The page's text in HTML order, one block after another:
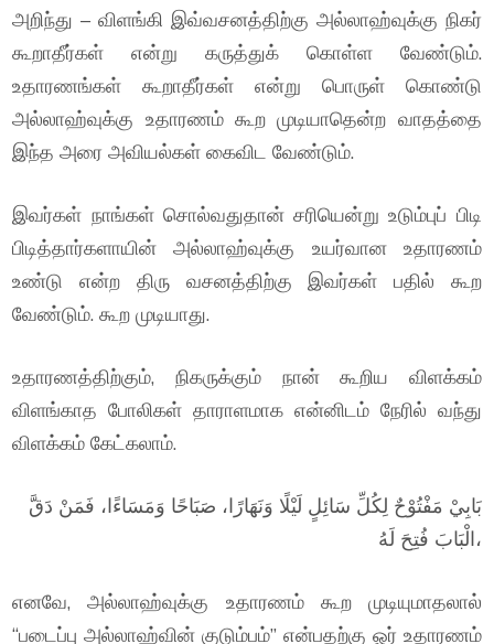
அறிந்து – விளங்கி இவ்வசனத்திற்கு அல்லாஹ்வுக்கு நிகர்
கூறாதீர்கள் என்று கருத்துக் கொள்ள வேண்டும்.
உதாரணங்கள் கூறாதீர்கள் என்று பொருள் கொண்டு
அல்லாஹ்வுக்கு உதாரணம் கூற முடியாதென்ற வாதத்தை
இந்த அரை அவியல்கள் கைவிட வேண்டும்.
இவர்கள் நாங்கள் சொல்வதுதான் சரியென்று உடும்புப் பிடி
பிடித்தார்களாயின் அல்லாஹ்வுக்கு உயர்வான உதாரணம்
உண்டு என்ற திரு வசனத்திற்கு இவர்கள் பதில் கூற
வேண்டும். கூற முடியாது.
உதாரணத்திற்கும், நிகருக்கும் நான் கூறிய விளக்கம்
விளங்காத போலிகள் தாராளமாக என்னிடம் நேரில் வந்து
விளக்கம் கேட்கலாம்.
بَابِيْ مَفْتُوْحٌ لِكُلِّ سَائِلٍ لَيْلًا وَنَهَارًا، صَبَاحًا وَمَسَاءًا، فَمَنْ دَقَّ
الْبَابَ فُتِحَ لَهُ،
எனவே, அல்லாஹ்வுக்கு உதாரணம் கூற முடியுமாதலால்
“படைப்பு அல்லாஹ்வின் குடும்பம்” என்பதற்கு ஓர் உதாரணம்